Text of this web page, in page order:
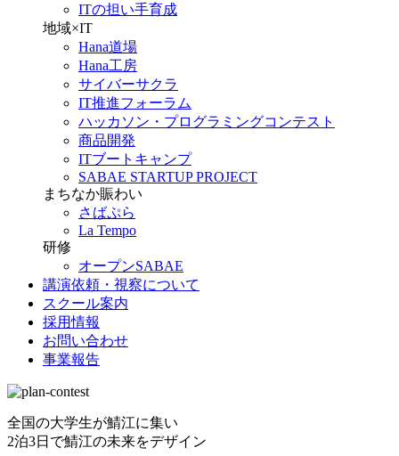
ITの担い手育成
地域×IT
Hana道場
Hana工房
サイバーサクラ
IT推進フォーラム
ハッカソン・プログラミングコンテスト
商品開発
ITブートキャンプ
SABAE STARTUP PROJECT
まちなか賑わい
さばぷら
La Tempo
研修
オープンSABAE
講演依頼・視察について
スクール案内
採用情報
お問い合わせ
事業報告
全国の大学生が鯖江に集い
2泊3日で鯖江の未来をデザイン